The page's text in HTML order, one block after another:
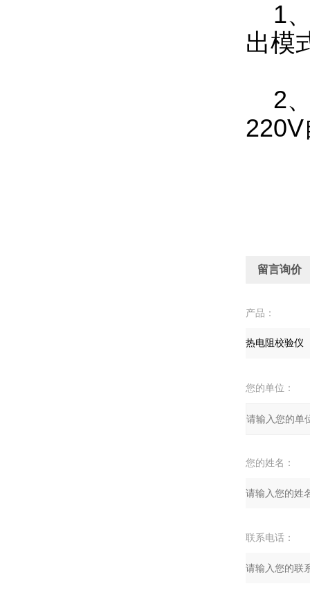
出模式
2
留言询价
产品：
您的单位：
您的姓名：
联系电话：